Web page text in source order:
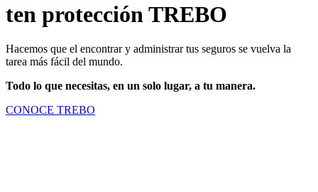
ten protección TREBO
Hacemos que el encontrar y administrar tus seguros se vuelva la
tarea más fácil del mundo.
Todo lo que necesitas, en un solo lugar, a tu manera.
CONOCE TREBO